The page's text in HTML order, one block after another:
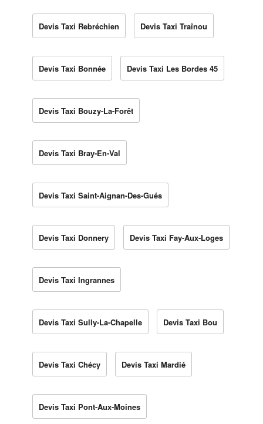
Devis Taxi Rebréchien Devis Taxi Traînou
Devis Taxi Bonnée Devis Taxi Les Bordes 45
Devis Taxi Bouzy-La-Forêt
Devis Taxi Bray-En-Val
Devis Taxi Saint-Aignan-Des-Gués
Devis Taxi Donnery Devis Taxi Fay-Aux-Loges
Devis Taxi Ingrannes
Devis Taxi Sully-La-Chapelle Devis Taxi Bou
Devis Taxi Chécy Devis Taxi Mardié
Devis Taxi Pont-Aux-Moines